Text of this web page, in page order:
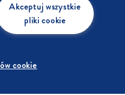
Akceptuj wszystkie
pliki cookie
cookie